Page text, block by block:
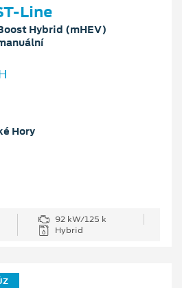
Line
Hybrid (mHEV)
Hory
92 kW/125 k
Hybrid